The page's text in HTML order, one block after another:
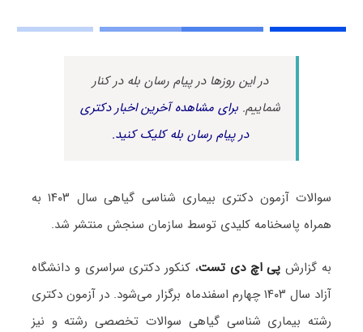
در این روزها در پیام رسان بله در کنار
شماییم.برای مشاهده آخرین اخبار دکتری
در پیام رسان بله کلیک کنید.
سوالات آزمون دکتری بیماری شناسی گیاهی سال ۱۴۰۳ به
همراه پاسخنامه کلیدی توسط سازمان سنجش منتشر شد.
به گزارشپی اچ دی تست، کنکور دکتری سراسری و دانشگاه
آزاد سال ۱۴۰۳ چهارم اسفندماه برگزار می‌شود. در آزمون دکتری
رشته بیماری شناسی گیاهی سوالات تخصصی رشته و نیز